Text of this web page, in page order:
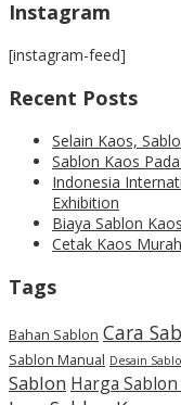
Instagram
[instagram-feed]
Recent Posts
Selain Kaos,
Sablon Kaos
Indonesia
Exhibition
Biaya Sablon
Cetak Kaos
Tags
Bahan Sablon Cara
Sablon Manual Desain
Sablon Harga Sablon